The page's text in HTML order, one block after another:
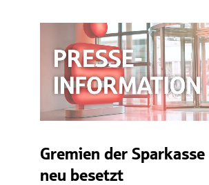
Gremien der Sparkasse
neu besetzt